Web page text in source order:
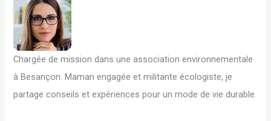
Chargée de mission dans une association environnementale
à Besançon. Maman engagée et militante écologiste, je
partage conseils et expériences pour un mode de vie durable.